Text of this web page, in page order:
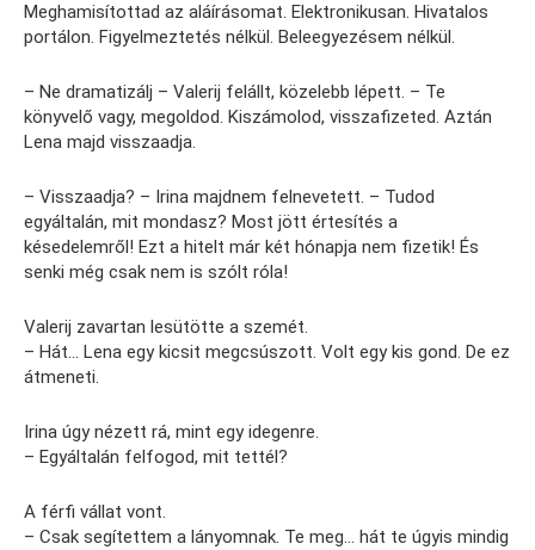
Meghamisítottad az aláírásomat. Elektronikusan. Hivatalos
portálon. Figyelmeztetés nélkül. Beleegyezésem nélkül.
– Ne dramatizálj – Valerij felállt, közelebb lépett. – Te
könyvelő vagy, megoldod. Kiszámolod, visszafizeted. Aztán
Lena majd visszaadja.
– Visszaadja? – Irina majdnem felnevetett. – Tudod
egyáltalán, mit mondasz? Most jött értesítés a
késedelemről! Ezt a hitelt már két hónapja nem fizetik! És
senki még csak nem is szólt róla!
Valerij zavartan lesütötte a szemét.
– Hát… Lena egy kicsit megcsúszott. Volt egy kis gond. De ez
átmeneti.
Irina úgy nézett rá, mint egy idegenre.
– Egyáltalán felfogod, mit tettél?
A férfi vállat vont.
– Csak segítettem a lányomnak. Te meg… hát te úgyis mindig